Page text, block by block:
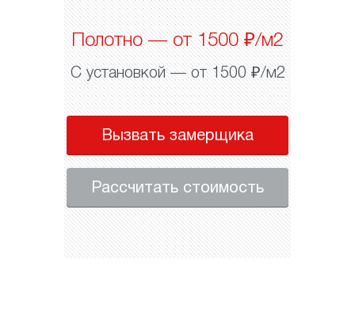
Полотно — от 1500 ₽/м2
С установкой — от 1500 ₽/м2
Вызвать замерщика
Рассчитать стоимость